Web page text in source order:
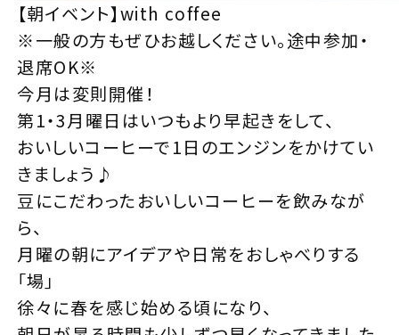
【朝イベント】with coffee
※一般の方もぜひお越しください。途中参加・
退席OK※
今月は変則開催！
第1・3月曜日はいつもより早起きをして、
おいしいコーヒーで1日のエンジンをかけてい
きましょう♪
豆にこだわったおいしいコーヒーを飲みなが
ら、
月曜の朝にアイデアや日常をおしゃべりする
「場｣
徐々に春を感じ始める頃になり、